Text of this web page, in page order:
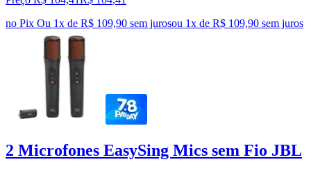
no Pix Ou 1x de R$ 109,90 sem jurosou 1x de R$ 109,90 sem juros
2 Microfones EasySing Mics sem Fio JBL